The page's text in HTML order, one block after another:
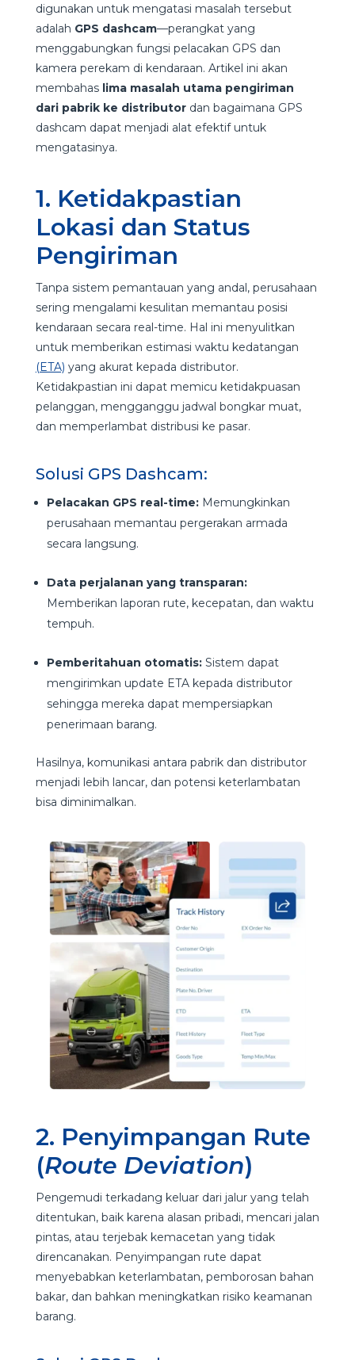
digunakan untuk mengatasi masalah tersebut
adalah GPS dashcam—perangkat yang
menggabungkan fungsi pelacakan GPS dan
kamera perekam di kendaraan. Artikel ini akan
membahas lima masalah utama pengiriman
dari pabrik ke distributordan bagaimana GPS
dashcam dapat menjadi alat efektif untuk
mengatasinya.
1. Ketidakpastian
Lokasi dan Status
Pengiriman
Tanpa sistem pemantauan yang andal, perusahaan
sering mengalami kesulitan memantau posisi
kendaraan secara real-time. Hal ini menyulitkan
untuk memberikan estimasi waktu kedatangan
(ETA) yang akurat kepada distributor.
Ketidakpastian ini dapat memicu ketidakpuasan
pelanggan, mengganggu jadwal bongkar muat,
dan memperlambat distribusi ke pasar.
Solusi GPS Dashcam:
Pelacakan GPS real-time:Memungkinkan
perusahaan memantau pergerakan armada
secara langsung.
Data perjalanan yang transparan:
Memberikan laporan rute, kecepatan, dan waktu
tempuh.
Pemberitahuan otomatis:Sistem dapat
mengirimkan update ETA kepada distributor
sehingga mereka dapat mempersiapkan
penerimaan barang.
Hasilnya, komunikasi antara pabrik dan distributor
menjadi lebih lancar, dan potensi keterlambatan
bisa diminimalkan.
2. Penyimpangan Rute
(Route Deviation)
Pengemudi terkadang keluar dari jalur yang telah
ditentukan, baik karena alasan pribadi, mencari jalan
pintas, atau terjebak kemacetan yang tidak
direncanakan. Penyimpangan rute dapat
menyebabkan keterlambatan, pemborosan bahan
bakar, dan bahkan meningkatkan risiko keamanan
barang.